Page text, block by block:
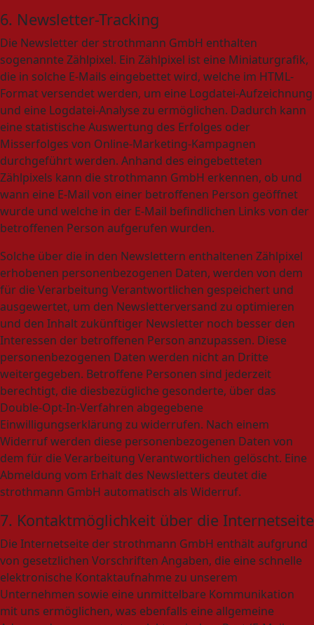
6. Newsletter-Tracking
Die Newsletter der strothmann GmbH enthalten
sogenannte Zählpixel. Ein Zählpixel ist eine Miniaturgrafik,
die in solche E-Mails eingebettet wird, welche im HTML-
Format versendet werden, um eine Logdatei-Aufzeichnung
und eine Logdatei-Analyse zu ermöglichen. Dadurch kann
eine statistische Auswertung des Erfolges oder
Misserfolges von Online-Marketing-Kampagnen
durchgeführt werden. Anhand des eingebetteten
Zählpixels kann die strothmann GmbH erkennen, ob und
wann eine E-Mail von einer betroffenen Person geöffnet
wurde und welche in der E-Mail befindlichen Links von der
betroffenen Person aufgerufen wurden.
Solche über die in den Newslettern enthaltenen Zählpixel
erhobenen personenbezogenen Daten, werden von dem
für die Verarbeitung Verantwortlichen gespeichert und
ausgewertet, um den Newsletterversand zu optimieren
und den Inhalt zukünftiger Newsletter noch besser den
Interessen der betroffenen Person anzupassen. Diese
personenbezogenen Daten werden nicht an Dritte
weitergegeben. Betroffene Personen sind jederzeit
berechtigt, die diesbezügliche gesonderte, über das
Double-Opt-In-Verfahren abgegebene
Einwilligungserklärung zu widerrufen. Nach einem
Widerruf werden diese personenbezogenen Daten von
dem für die Verarbeitung Verantwortlichen gelöscht. Eine
Abmeldung vom Erhalt des Newsletters deutet die
strothmann GmbH automatisch als Widerruf.
7. Kontaktmöglichkeit über die Internetseite
Die Internetseite der strothmann GmbH enthält aufgrund
von gesetzlichen Vorschriften Angaben, die eine schnelle
elektronische Kontaktaufnahme zu unserem
Unternehmen sowie eine unmittelbare Kommunikation
mit uns ermöglichen, was ebenfalls eine allgemeine